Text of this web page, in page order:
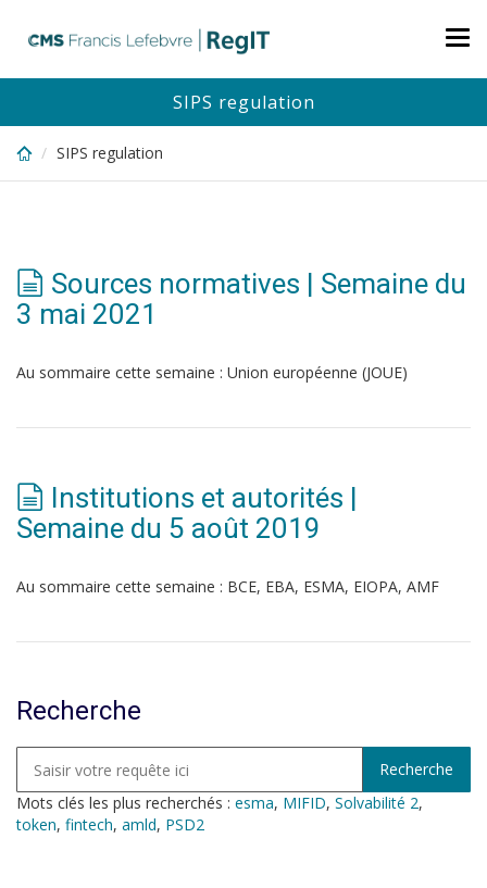
content
SIPS regulation
SIPS regulation
Sources normatives | Semaine du
3 mai 2021
Au sommaire cette semaine : Union européenne (JOUE)
Institutions et autorités |
Semaine du 5 août 2019
Au sommaire cette semaine : BCE, EBA, ESMA, EIOPA, AMF
Recherche
Mots clés les plus recherchés : esma, MIFID, Solvabilité 2,
token, fintech, amld, PSD2